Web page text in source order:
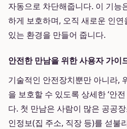
자동으로 차단해줍니다. 이 기능
하게 보호하며, 오직 새로운 인
있는 환경을 만들어 줍니다.
안전한 만남을 위한 사용자 가이
기술적인 안전장치뿐만 아니라,
을 보호할 수 있도록 상세한 ‘안
다. 첫 만남은 사람이 많은 공공
인정보(집 주소, 직장 등)를 섣불